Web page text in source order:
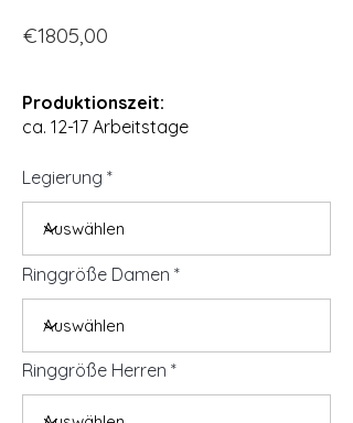
€1805,00
Produktionszeit:
ca. 12-17 Arbeitstage
Legierung
Ringgröße Damen
Ringgröße Herren